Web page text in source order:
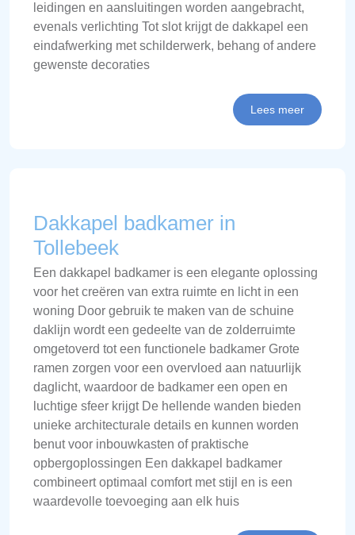
leidingen en aansluitingen worden aangebracht,
evenals verlichting Tot slot krijgt de dakkapel een
eindafwerking met schilderwerk, behang of andere
gewenste decoraties
Lees meer
Dakkapel badkamer in
Tollebeek
Een dakkapel badkamer is een elegante oplossing
voor het creëren van extra ruimte en licht in een
woning Door gebruik te maken van de schuine
daklijn wordt een gedeelte van de zolderruimte
omgetoverd tot een functionele badkamer Grote
ramen zorgen voor een overvloed aan natuurlijk
daglicht, waardoor de badkamer een open en
luchtige sfeer krijgt De hellende wanden bieden
unieke architecturale details en kunnen worden
benut voor inbouwkasten of praktische
opbergoplossingen Een dakkapel badkamer
combineert optimaal comfort met stijl en is een
waardevolle toevoeging aan elk huis